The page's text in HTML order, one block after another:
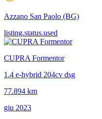
Azzano San Paolo (BG)
listing.status.used
CUPRA Formentor
1.4 e-hybrid 204cv dsg
77.894 km
giu 2023